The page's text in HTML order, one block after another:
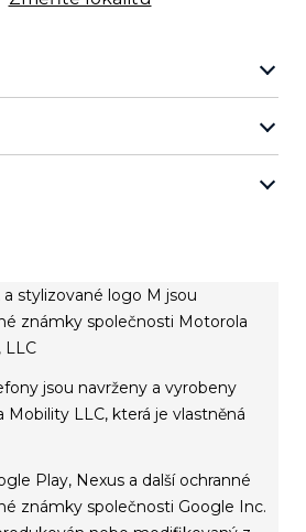
stránek
stylizované logo M jsou
známky společnosti Motorola
LLC
jsou navrženy a vyrobeny
LLC, která je vlastněná
Play, Nexus a další ochranné
známky společnosti Google Inc.